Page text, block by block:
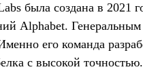
была создана в 2021
Alphabet.
его команда
с высокой точностью.